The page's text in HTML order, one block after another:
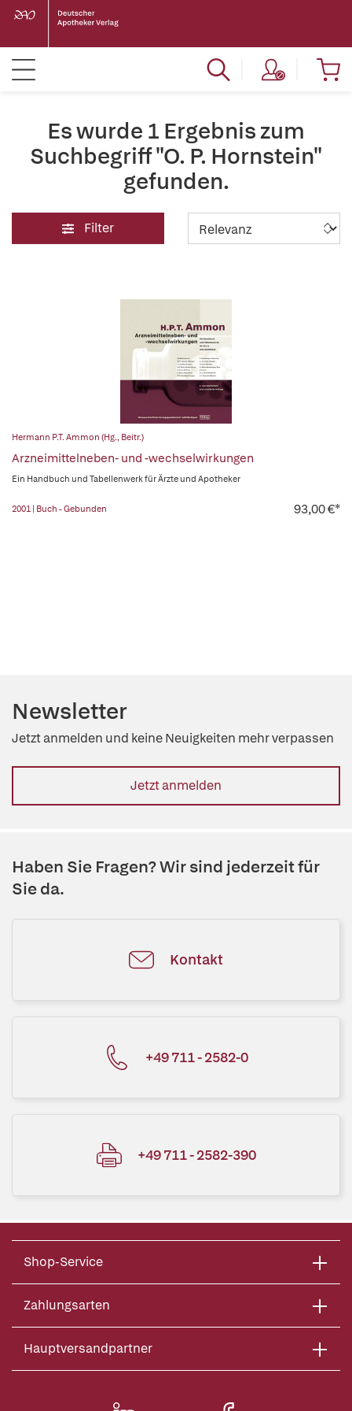
Es wurde 1 Ergebnis zum
Suchbegriff "O. P. Hornstein"
gefunden.
Filter
Hermann P.T. Ammon (Hg., Beitr.)
Arzneimittelneben- und -wechselwirkungen
Ein Handbuch und Tabellenwerk für Ärzte und Apotheker
2001 | Buch - Gebunden 93,00 €*
Newsletter
Jetzt anmelden und keine Neuigkeiten mehr verpassen
Jetzt anmelden
Haben Sie Fragen? Wir sind jederzeit für
Sie da.
Kontakt
+49 711 - 2582-0
+49 711 - 2582-390
Shop-Service
Zahlungsarten
Hauptversandpartner